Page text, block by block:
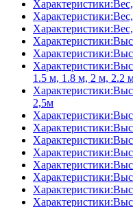
1.5 м, 1.8 м, 2 м, 2.2
2,5м